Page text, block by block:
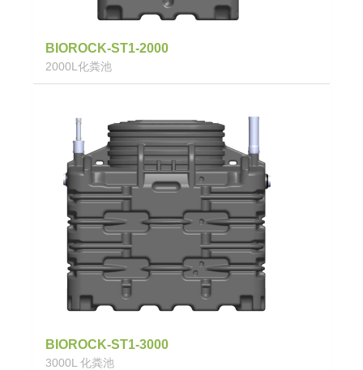
BIOROCK-ST1-2000
2000L化粪池
BIOROCK-ST1-3000
3000L 化粪池